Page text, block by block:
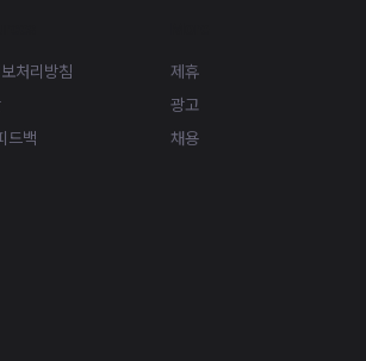
처리방침
드백
제휴
광고
채용